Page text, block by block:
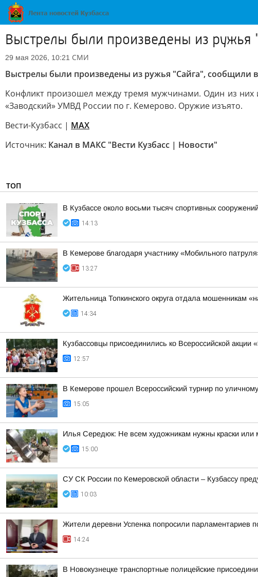
Выстрелы были произведены из ружья
29 мая 2026, 10:21 СМИ
Выстрелы были произведены из ружья "Сайга", сообщили
Конфликт произошел между тремя мужчинами. Один из них
«Заводский» УМВД России по г. Кемерово. Оружие изъято.
Вести-Кузбасс | MAX
Источник: Канал в МАКС "Вести Кузбасс | Новости"
ТОП
В Кузбассе около восьми тысяч спортивных
14:13
В Кемерове благодаря участнику «Мобильного
13:27
Жительница Топкинского округа отдала мошенникам
14:34
Кузбассовцы присоединились ко Всероссийской акции
12:57
В Кемерове прошел Всероссийский турнир по
15:05
Илья Середюк: Не всем художникам нужны краски или
15:00
СУ СК России по Кемеровской области – Кузбассу
10:03
Жители деревни Успенка попросили парламентариев
14:24
В Новокузнецке транспортные полицейские